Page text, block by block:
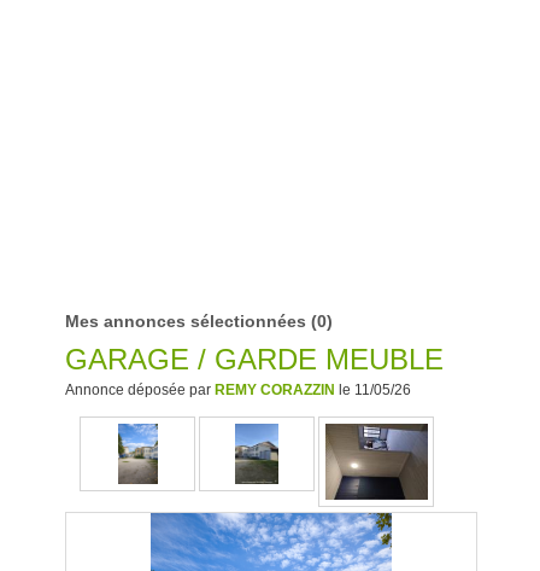
Mes annonces sélectionnées (0)
GARAGE / GARDE MEUBLE
Annonce déposée par REMY CORAZZIN le 11/05/26